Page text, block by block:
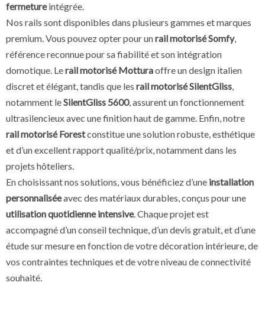
fermetureintégrée.
Nos rails sont disponibles dans plusieurs gammes et marques
premium. Vous pouvez opter pour unrail motorisé Somfy,
référence reconnue pour sa fiabilité et son intégration
domotique. Lerail motorisé Motturaoffre un design italien
discret et élégant, tandis que les rail motorisé SilentGliss,
notamment leSilentGliss 5600, assurent un fonctionnement
ultrasilencieux avec une finition haut de gamme. Enfin, notre
rail motorisé Forestconstitue une solution robuste, esthétique
et d’un excellent rapport qualité/prix, notamment dans les
projets hôteliers.
En choisissant nos solutions, vous bénéficiez d’une installation
personnaliséeavec des matériaux durables, conçus pour une
utilisation quotidienne intensive. Chaque projet est
accompagné d’un conseil technique, d’un devis gratuit, et d’une
étude sur mesure en fonction de votre décoration intérieure, de
vos contraintes techniques et de votre niveau de connectivité
souhaité.